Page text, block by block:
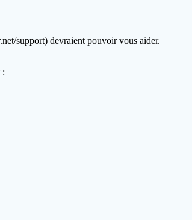
support) devraient pouvoir vous aider.
: